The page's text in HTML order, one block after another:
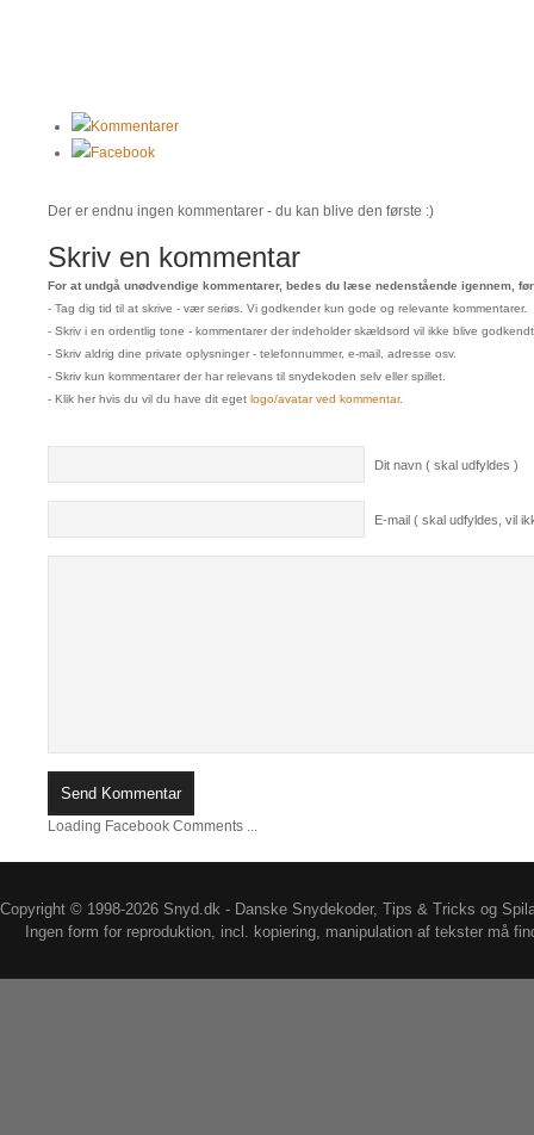
Kommentarer
Facebook
Der er endnu ingen kommentarer - du kan blive den første :)
Skriv en kommentar
For at undgå unødvendige kommentarer, bedes du læse nedenstående igennem,
- Tag dig tid til at skrive - vær seriøs. Vi godkender kun gode og relevante kommentarer.
- Skriv i en ordentlig tone - kommentarer der indeholder skældsord vil ikke blive
- Skriv aldrig dine private oplysninger - telefonnummer, e-mail, adresse osv.
- Skriv kun kommentarer der har relevans til snydekoden selv eller spillet.
- Klik her hvis du vil du have dit eget logo/avatar ved kommentar.
Dit navn ( skal udfyldes )
E-mail ( skal udfyldes, vil
Loading Facebook Comments ...
Copyright © 1998-2026 Snyd.dk - Danske Snydekoder, Tips & Tricks og
Ingen form for reproduktion, incl. kopiering, manipulation af tekster må